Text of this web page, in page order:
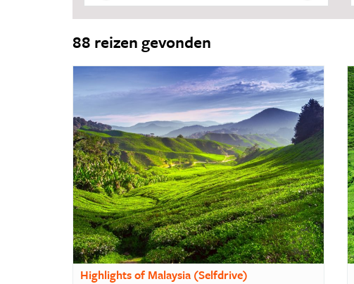
1
1
1
2
1
1
1
1
4
88 reizen gevonden
Highlights of Malaysia (Selfdrive)